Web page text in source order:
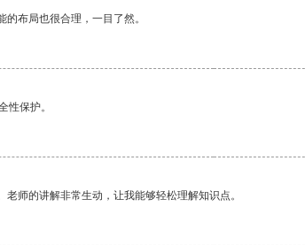
布局也很合理，一目了然。
性保护。
师的讲解非常生动，让我能够轻松理解知识点。